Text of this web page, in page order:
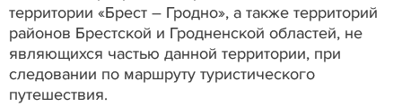
территории «Брест – Гродно», а также территорий
районов Брестской и Гродненской областей, не
являющихся частью данной территории, при
следовании по маршруту туристического
путешествия.